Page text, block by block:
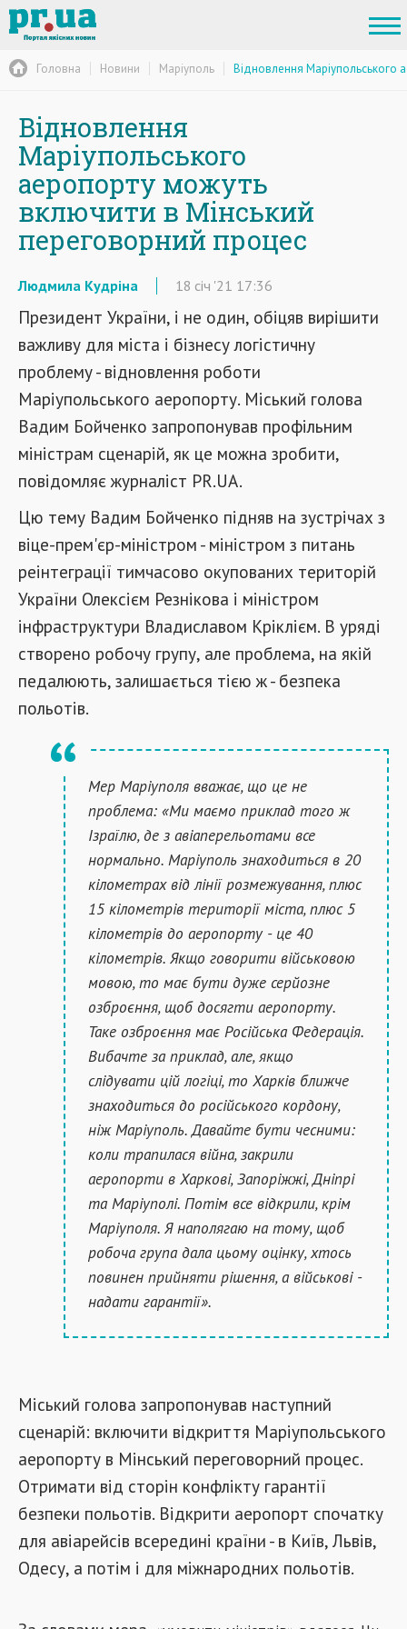
Головна Новини Маріуполь Відновлення Маріупольського
Відновлення
Маріупольського
аеропорту можуть
включити в Мінський
переговорний процес
Людмила Кудріна 18 січ '21 17:36
Президент України, і не один, обіцяв вирішити
важливу для міста і бізнесу логістичну
проблему - відновлення роботи
Маріупольського аеропорту. Міський голова
Вадим Бойченко запропонував профільним
міністрам сценарій, як це можна зробити,
повідомляє журналіст PR.UA.
Цю тему Вадим Бойченко підняв на зустрічах з
віце-прем'єр-міністром - міністром з питань
реінтеграції тимчасово окупованих територій
України Олексієм Резнікова і міністром
інфраструктури Владиславом Кріклієм. В уряді
створено робочу групу, але проблема, на якій
педалюють, залишається тією ж - безпека
польотів.
Мер Маріуполя вважає, що це не
проблема: «Ми маємо приклад того ж
Ізраїлю, де з авіаперельотами все
нормально. Маріуполь знаходиться в 20
кілометрах від лінії розмежування, плюс
15 кілометрів території міста, плюс 5
кілометрів до аеропорту - це 40
кілометрів. Якщо говорити військовою
мовою, то має бути дуже серйозне
озброєння, щоб досягти аеропорту.
Таке озброєння має Російська Федерація.
Вибачте за приклад, але, якщо
слідувати цій логіці, то Харків ближче
знаходиться до російського кордону,
ніж Маріуполь. Давайте бути чесними:
коли трапилася війна, закрили
аеропорти в Харкові, Запоріжжі, Дніпрі
та Маріуполі. Потім все відкрили, крім
Маріуполя. Я наполягаю на тому, щоб
робоча група дала цьому оцінку, хтось
повинен прийняти рішення, а військові -
надати гарантії».
Міський голова запропонував наступний
сценарій: включити відкриття Маріупольського
аеропорту в Мінський переговорний процес.
Отримати від сторін конфлікту гарантії
безпеки польотів. Відкрити аеропорт спочатку
для авіарейсів всередині країни - в Київ, Львів,
Одесу, а потім і для міжнародних польотів.